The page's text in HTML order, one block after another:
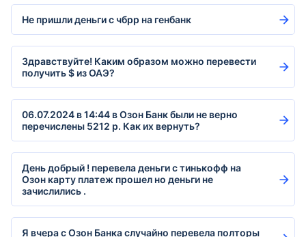
Не пришли деньги с чбрр на генбанк
Здравствуйте! Каким образом можно перевести
получить $ из ОАЭ?
06.07.2024 в 14:44 в Озон Банк были не верно
перечислены 5212 р. Как их вернуть?
День добрый ! перевела деньги с тинькофф на
Озон карту платеж прошел но деньги не
зачислились .
Я вчера с Озон Банка случайно перевела полторы